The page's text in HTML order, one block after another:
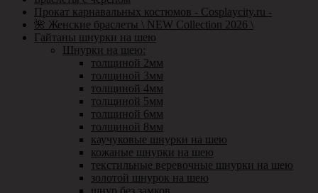
Прокат карнавальных костюмов - Cosplaycity.ru -
🌺 Женские браслеты \ NEW Collection 2026 \
Гайтаны шнурки на шею
Шнурки на шею:
толщиной 2мм
толщиной 3мм
толщиной 4мм
толщиной 5мм
толщиной 6мм
толщиной 8мм
каучуковые шнурки на шею
кожаные шнурки на шею
текстильные веревочные шнурки на шею
золотой шнурок на шею
шнур без замков